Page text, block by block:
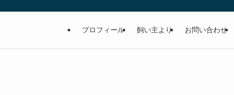
プロフィール 飼い主より お問い合わせ